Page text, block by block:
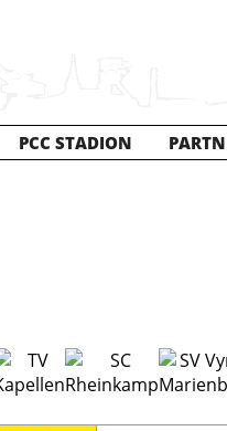
PCC STADION